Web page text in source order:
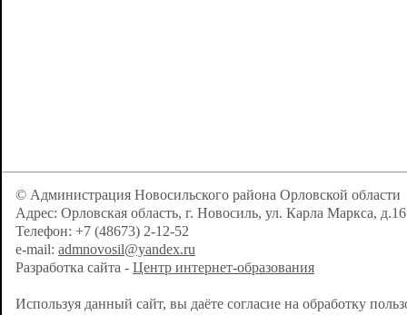
© Администрация Новосильского района Орловской области
Адрес: Орловская область, г. Новосиль, ул. Карла Маркса, д.16
Телефон: +7 (48673) 2-12-52
e-mail: admnovosil@yandex.ru
Разработка сайта - Центр интернет-образования
Используя данный сайт, вы даёте согласие на обработку